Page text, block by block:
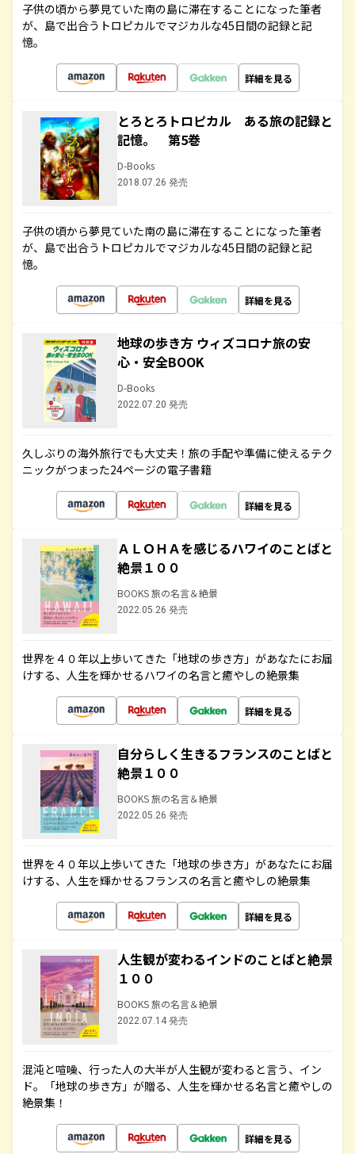
子供の頃から夢見ていた南の島に滞在することになった筆者
が、島で出合うトロピカルでマジカルな45日間の記録と記
憶。
詳細を見る
とろとろトロピカル ある旅の記録と
記憶。 第5巻
D-Books
2018.07.26 発売
子供の頃から夢見ていた南の島に滞在することになった筆者
が、島で出合うトロピカルでマジカルな45日間の記録と記
憶。
詳細を見る
地球の歩き方 ウィズコロナ旅の安
心・安全BOOK
D-Books
2022.07.20 発売
久しぶりの海外旅行でも大丈夫！旅の手配や準備に使えるテク
ニックがつまった24ページの電子書籍
詳細を見る
ＡＬＯＨＡを感じるハワイのことばと
絶景１００
BOOKS 旅の名言＆絶景
2022.05.26 発売
世界を４０年以上歩いてきた「地球の歩き方」があなたにお届
けする、人生を輝かせるハワイの名言と癒やしの絶景集
詳細を見る
自分らしく生きるフランスのことばと
絶景１００
BOOKS 旅の名言＆絶景
2022.05.26 発売
世界を４０年以上歩いてきた「地球の歩き方」があなたにお届
けする、人生を輝かせるフランスの名言と癒やしの絶景集
詳細を見る
人生観が変わるインドのことばと絶景
１００
BOOKS 旅の名言＆絶景
2022.07.14 発売
混沌と喧噪、行った人の大半が人生観が変わると言う、イン
ド。「地球の歩き方」が贈る、人生を輝かせる名言と癒やしの
絶景集！
詳細を見る